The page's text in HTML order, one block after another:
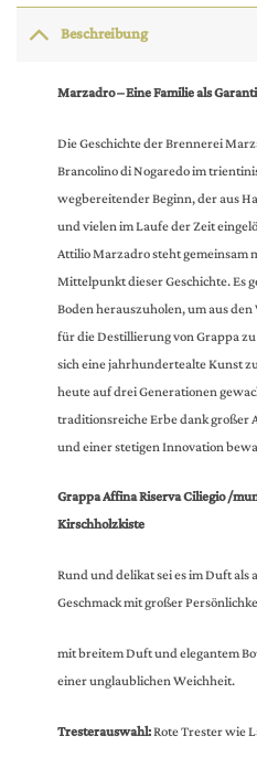
Beschreibung
Marzadro – Eine Familie als
Die Geschichte der Brennerei
Brancolino di Nogaredo im
wegbereitender Beginn, der aus
und vielen im Laufe der Zeit
Attilio Marzadro steht gemeinsam
Mittelpunkt dieser Geschichte. Es
Boden herauszuholen, um aus
für die Destillierung von Grappa
sich eine jahrhundertealte Kunst
heute auf drei Generationen
traditionsreiche Erbe dank großer
und einer stetigen Innovation
Grappa Affina Riserva Ciliegio /
Kirschholzkiste
Rund und delikat sei es im Duft als
Geschmack mit großer
mit breitem Duft und elegantem
einer unglaublichen Weichheit.
Tresterauswahl:Rote Trester wie